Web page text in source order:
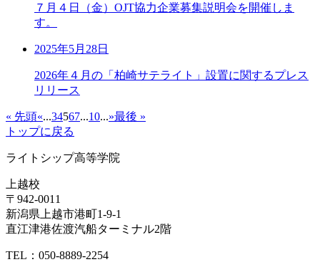
７月４日（金）OJT協力企業募集説明会を開催しま
す。
2025年5月28日
2026年４月の「柏崎サテライト」設置に関するプレス
リリース
« 先頭«...34567...10...»最後 »
トップに戻る
ライトシップ高等学院
上越校
〒942-0011
新潟県上越市港町1-9-1
直江津港佐渡汽船ターミナル2階
TEL：050-8889-2254